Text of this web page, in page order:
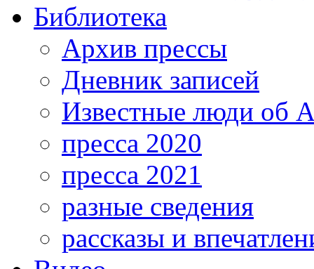
Библиотека
Архив прессы
Дневник записей
Известные люди об
пресса 2020
пресса 2021
разные сведения
рассказы и